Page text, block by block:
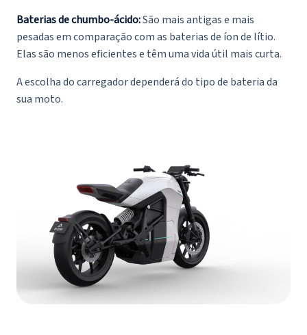
Baterias de chumbo-ácido:São mais antigas e mais
pesadas em comparação com as baterias de íon de lítio.
Elas são menos eficientes e têm uma vida útil mais curta.
A escolha do carregador dependerá do tipo de bateria da
sua moto.